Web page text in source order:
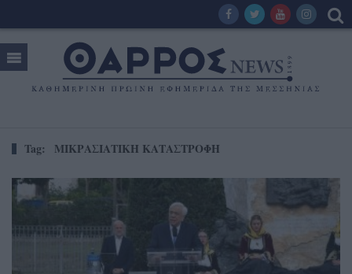
Tag: ΜΙΚΡΑΣΙΑΤΙΚΗ ΚΑΤΑΣΤΡΟΦΗ